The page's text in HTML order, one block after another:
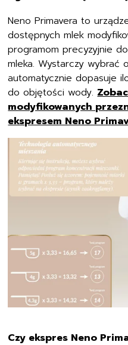
Neno Primavera to
dostępnych mlek
programom precyzyjnie
mleka. Wystarczy wybrać
automatycznie dopasuje
do objętości wody.
modyfikowanych
ekspresem Neno
Czy ekspres Neno